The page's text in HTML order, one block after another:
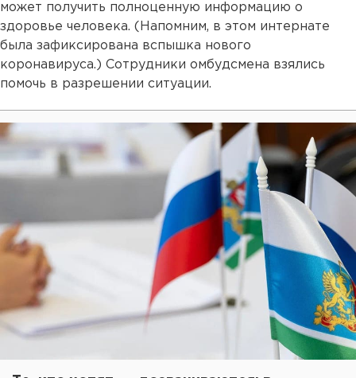
может получить полноценную информацию о
здоровье человека. (Напомним, в этом интернате
была зафиксирована вспышка нового
коронавируса.) Сотрудники омбудсмена взялись
помочь в разрешении ситуации.